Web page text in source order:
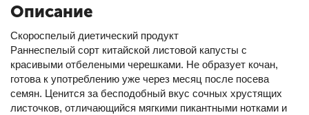
Описание
Скороспелый диетический продукт
Раннеспелый сорт китайской листовой капусты с
красивыми отбелеными черешками. Не образует кочан,
готова к употреблению уже через месяц после посева
семян. Ценится за бесподобный вкус сочных хрустящих
листочков, отличающийся мягкими пикантными нотками и